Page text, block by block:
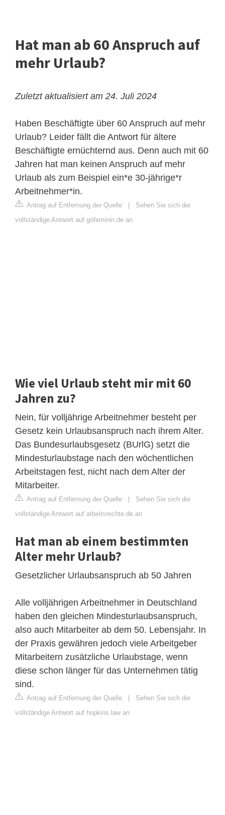
Hat man ab 60 Anspruch auf
mehr Urlaub?
Zuletzt aktualisiert am 24. Juli 2024
Haben Beschäftigte über 60 Anspruch auf mehr
Urlaub? Leider fällt die Antwort für ältere
Beschäftigte ernüchternd aus. Denn auch mit 60
Jahren hat man keinen Anspruch auf mehr
Urlaub als zum Beispiel ein*e 30-jährige*r
Arbeitnehmer*in.
Antrag auf Entfernung der Quelle
Sehen Sie sich die
vollständige Antwort auf gofeminin.de an
Wie viel Urlaub steht mir mit 60
Jahren zu?
Nein, für volljährige Arbeitnehmer besteht per
Gesetz kein Urlaubsanspruch nach ihrem Alter.
Das Bundesurlaubsgesetz (BUrlG) setzt die
Mindesturlaubstage nach den wöchentlichen
Arbeitstagen fest, nicht nach dem Alter der
Mitarbeiter.
Antrag auf Entfernung der Quelle
Sehen Sie sich die
vollständige Antwort auf arbeitsrechte.de an
Hat man ab einem bestimmten
Alter mehr Urlaub?
Gesetzlicher Urlaubsanspruch ab 50 Jahren
Alle volljährigen Arbeitnehmer in Deutschland
haben den gleichen Mindesturlaubsanspruch,
also auch Mitarbeiter ab dem 50. Lebensjahr. In
der Praxis gewähren jedoch viele Arbeitgeber
Mitarbeitern zusätzliche Urlaubstage, wenn
diese schon länger für das Unternehmen tätig
sind.
Antrag auf Entfernung der Quelle
Sehen Sie sich die
vollständige Antwort auf hopkins.law an